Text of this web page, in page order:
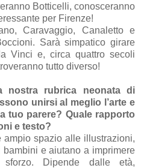
Botticelli, conosceranno
per Firenze!
Caravaggio, Canaletto e
Sarà simpatico girare
Vinci e, circa quattro secoli
tutto diverso!
nostra rubrica neonata di
unirsi al meglio l’arte e
tuo parere? Quale rapporto
e testo?
spazio alle illustrazioni,
e aiutano a imprimere
Dipende dalle età,